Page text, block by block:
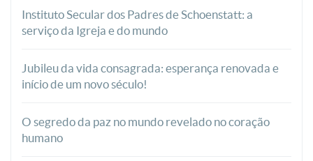
Instituto Secular dos Padres de Schoenstatt: a
serviço da Igreja e do mundo
Jubileu da vida consagrada: esperança renovada e
início de um novo século!
O segredo da paz no mundo revelado no coração
humano